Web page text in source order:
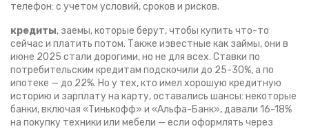
телефон: с учетом условий, сроков и рисков.
кредиты, заемы, которые берут, чтобы купить что-то
сейчас и платить потом. Также известные как займы, они в
июне 2025 стали дорогими, но не для всех. Ставки по
потребительским кредитам подскочили до 25-30%, а по
ипотеке — до 22%. Но у тех, кто имел хорошую кредитную
историю и зарплату на карту, оставались шансы: некоторые
банки, включая «Тинькофф» и «Альфа-Банк», давали 16-18%
на покупку техники или мебели — если оформлять через